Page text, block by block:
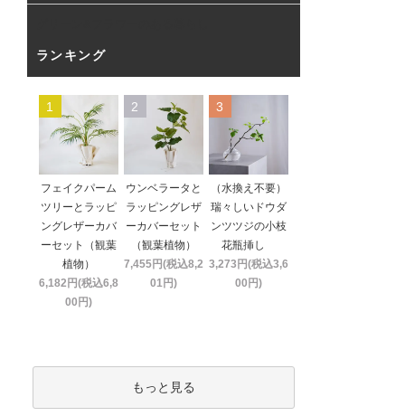
ランキング
1
フェイクパーム
ツリーとラッピ
ングレザーカバ
ーセット（観葉
植物）
6,182円(税込6,8
00円)
2
ウンベラータと
ラッピングレザ
ーカバーセット
（観葉植物）
7,455円(税込8,2
01円)
3
（水換え不要）
瑞々しいドウダ
ンツツジの小枝
花瓶挿し
3,273円(税込3,6
00円)
もっと見る